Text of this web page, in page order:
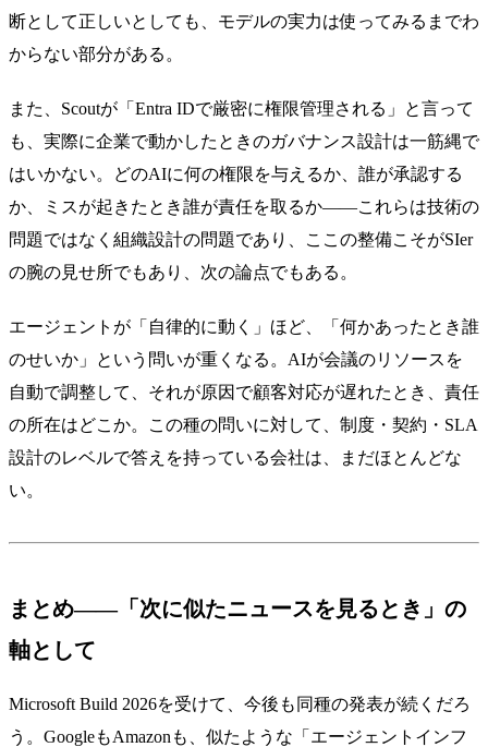
断として正しいとしても、モデルの実力は使ってみるまでわ
からない部分がある。
また、Scoutが「Entra IDで厳密に権限管理される」と言って
も、実際に企業で動かしたときのガバナンス設計は一筋縄で
はいかない。どのAIに何の権限を与えるか、誰が承認する
か、ミスが起きたとき誰が責任を取るか——これらは技術の
問題ではなく組織設計の問題であり、ここの整備こそがSIer
の腕の見せ所でもあり、次の論点でもある。
エージェントが「自律的に動く」ほど、「何かあったとき誰
のせいか」という問いが重くなる。AIが会議のリソースを
自動で調整して、それが原因で顧客対応が遅れたとき、責任
の所在はどこか。この種の問いに対して、制度・契約・SLA
設計のレベルで答えを持っている会社は、まだほとんどな
い。
まとめ——「次に似たニュースを見るとき」の
軸として
Microsoft Build 2026を受けて、今後も同種の発表が続くだろ
う。GoogleもAmazonも、似たような「エージェントインフ